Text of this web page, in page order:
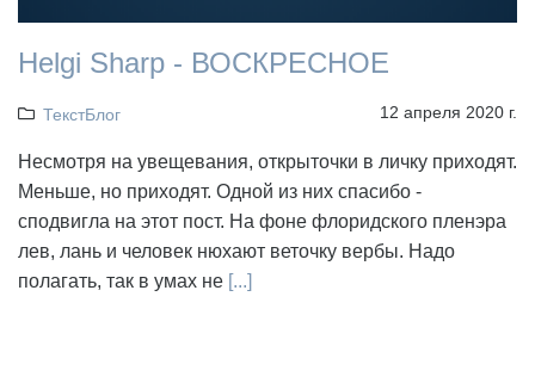
Helgi Sharp - ВОСКРЕСНОЕ
ТекстБлог 12 апреля 2020 г.
Несмотря на увещевания, открыточки в личку приходят.
Меньше, но приходят. Одной из них спасибо -
сподвигла на этот пост. На фоне флоридского пленэра
лев, лань и человек нюхают веточку вербы. Надо
полагать, так в умах не [...]